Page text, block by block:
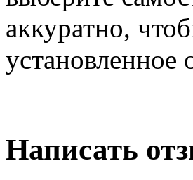
аккуратно,
установленное
Написать